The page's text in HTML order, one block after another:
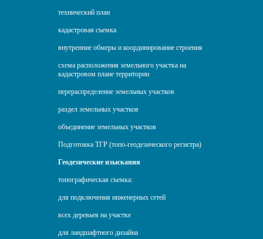
технический план
кадастровая съемка
внутренние обмеры и координирование строения
схема расположения земельного участка на
кадастровом плане территории
перераспределение земельных участков
раздел земельных участков
объединение земельных участков
Подготовка ТГР (топо-геодезического регистра)
Геодезические изыскания
топографическая съемка:
для подключения инженерных сетей
всех деревьев на участке
для ландшафтного дизайна